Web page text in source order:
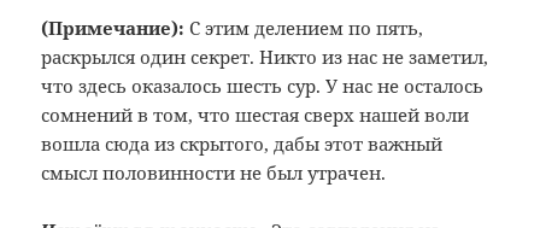
(Примечание):С этим делением по пять,
раскрылся один секрет. Никто из нас не заметил,
что здесь оказалось шесть сур. У нас не осталось
сомнений в том, что шестая сверх нашей воли
вошла сюда из скрытого, дабы этот важный
смысл половинности не был утрачен.